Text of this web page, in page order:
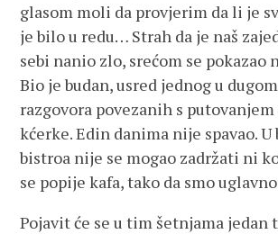
glasom moli da provjerim da li je
je bilo u redu… Strah da je naš
sebi nanio zlo, srećom se pokazao
Bio je budan, usred jednog u
razgovora povezanih s
kćerke. Edin danima nije spavao. U
bistroa nije se mogao zadržati ni
se popije kafa, tako da smo
Pojavit će se u tim šetnjama jedan